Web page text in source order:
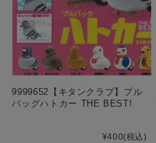
9999652【キタンクラブ】プル
バッグハトカー THE BEST!
¥400(税込)